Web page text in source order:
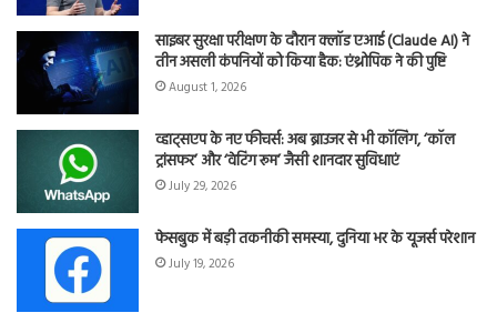
साइबर सुरक्षा परीक्षण के दौरान क्लॉड एआई (Claude AI) ने
तीन असली कंपनियों को किया हैक: एंथ्रोपिक ने की पुष्टि
August 1, 2026
व्हाट्सएप के नए फीचर्स: अब ब्राउजर से भी कॉलिंग, ‘कॉल
ट्रांसफर’ और ‘वेटिंग रूम’ जैसी शानदार सुविधाएं
July 29, 2026
फेसबुक में बड़ी तकनीकी समस्या, दुनिया भर के यूजर्स परेशान
July 19, 2026